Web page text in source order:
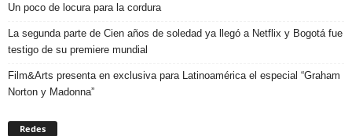
Un poco de locura para la cordura
La segunda parte de Cien años de soledad ya llegó a Netflix y Bogotá fue
testigo de su premiere mundial
Film&Arts presenta en exclusiva para Latinoamérica el especial “Graham
Norton y Madonna”
Redes